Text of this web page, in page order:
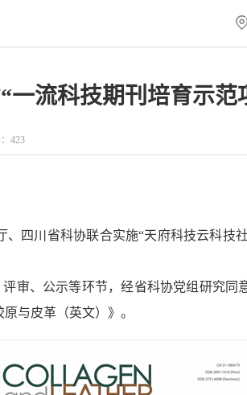
一流科技期刊培育示范
423
、四川省科协联合实施“天府科技云科技
审、公示等环节，经省科协党组研究同
与皮革（英文）》。